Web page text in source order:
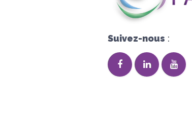
Suivez-nous :